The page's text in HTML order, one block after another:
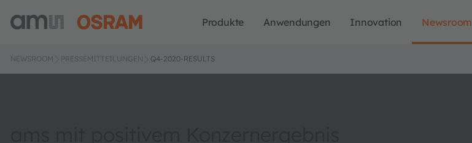
Produkte Anwendungen Innovation Newsroom
NEWSROOM PRESSEMITTEILUNGEN Q4-2020-RESULTS